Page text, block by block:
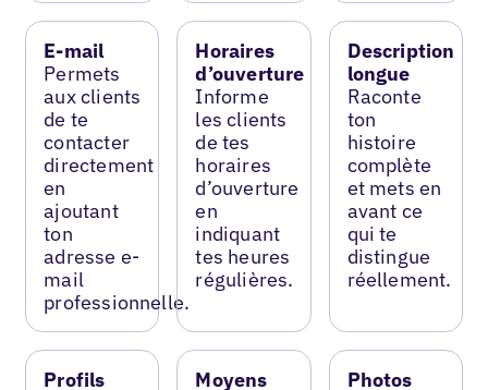
E-mail
Permets
aux clients
de te
contacter
directement
en
ajoutant
ton
adresse e-
mail
professionnelle.
Horaires
d’ouverture
Informe
les clients
de tes
horaires
d’ouverture
en
indiquant
tes heures
régulières.
Description
longue
Raconte
ton
histoire
complète
et mets en
avant ce
qui te
distingue
réellement.
Profils
Moyens
Photos